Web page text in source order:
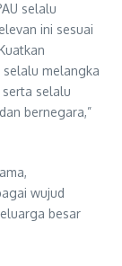
selalu
ini sesuai
selalu melangka
selalu
bernegara,”
wujud
besar